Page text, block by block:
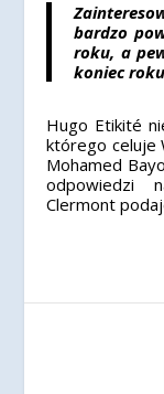
bardzo
roku, a
koniec
Hugo Etikité
którego celuje
Mohamed
odpowiedzi
Clermont